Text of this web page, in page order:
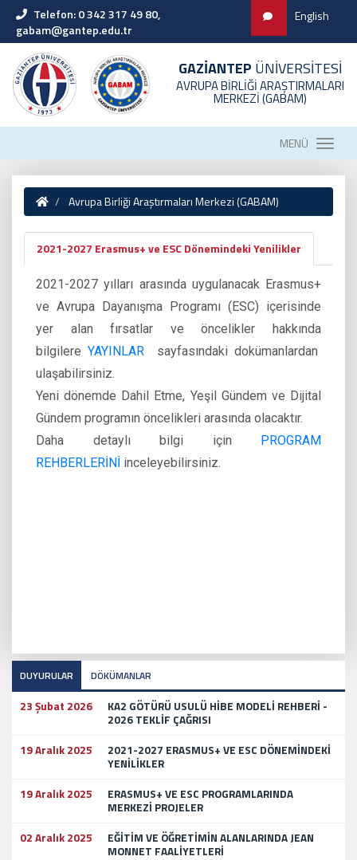
Telefon: 0 342 317 49 80,
gabam@gantep.edu.tr
English
GAZİANTEP ÜNİVERSİTESİ
AVRUPA BİRLİĞİ ARAŞTIRMALARI
MERKEZİ (GABAM)
MENÜ
Avrupa Birliği Araştırmaları Merkezi (GABAM)
2021-2027 Erasmus+ ve ESC Dönemindeki Yenilikler
2021-2027 yılları arasında uygulanacak Erasmus+
ve Avrupa Dayanışma Programı (ESC) içerisinde
yer alan fırsatlar ve öncelikler hakkında
bilgilere YAYINLAR sayfasındaki dokümanlardan
ulaşabilirsiniz.
Yeni dönemde Dahil Etme, Yeşil Gündem ve Dijital
Gündem programın öncelikleri arasında olacaktır.
Daha detaylı bilgi için PROGRAM
REHBERLERİNİ inceleyebilirsiniz.
DUYURULAR DÖKÜMANLAR
23 Şubat 2026
KA2 GÖTÜRÜ USULÜ HİBE MODELİ REHBERİ -
2026 TEKLİF ÇAĞRISI
19 Aralık 2025
2021-2027 ERASMUS+ VE ESC DÖNEMİNDEKİ
YENİLİKLER
19 Aralık 2025
ERASMUS+ VE ESC PROGRAMLARINDA
MERKEZİ PROJELER
02 Aralık 2025
EĞİTİM VE ÖĞRETİMİN ALANLARINDA JEAN
MONNET FAALİYETLERİ